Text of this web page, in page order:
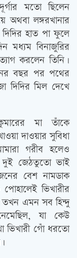
মতো ছিলেন
অথবা লঙ্গরখানার
হাত পা ফুলে
মধ্যম বিনাজুরির
করলেন তিনি।
বছর পর পথের
দিদির মিল দেখে
মা তাঁকে
দাওয়ার সুবিধা
গরীব হলেও
দুই জেঠতুতো ভাই
বেশ নামডাক
ভিখারীর
তখন এমন সব হিন্দু
যা কেউ
গোঁ ধরতো